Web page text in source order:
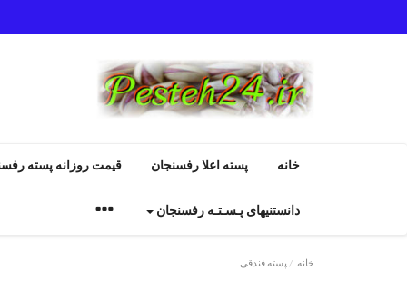
خانه پسته اعلا رفسنجان قیمت روزانه پسته
دانستنیهای پـسـتـه رفسنجان
خانه پسته فندقی